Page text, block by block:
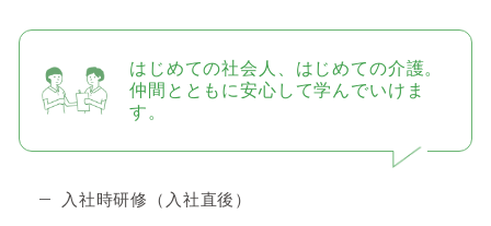
はじめての社会人、はじめての介護。
仲間とともに安心して学んでいけま
す。
入社時研修（入社直後）